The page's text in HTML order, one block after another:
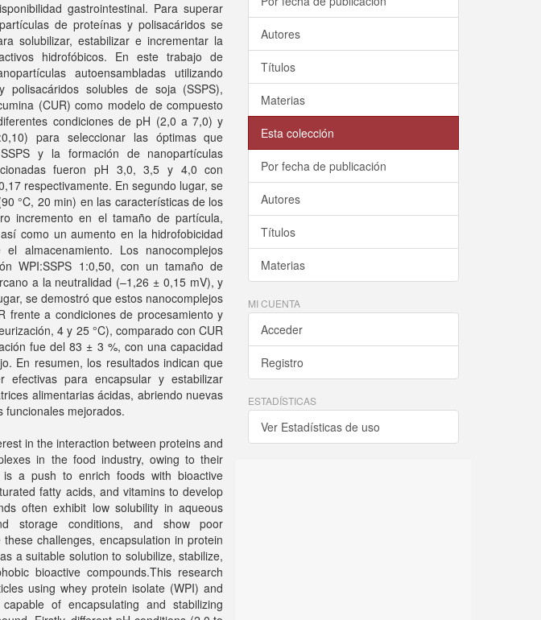
gastrointestinal. Para superar
de proteínas y polisacáridos se
solubilizar, estabilizar e incrementar la
hidrofóbicos. En este trabajo de
autoensambladas utilizando
solubles de soja (SSPS),
(CUR) como modelo de compuesto
condiciones de pH (2,0 a 7,0) y
para seleccionar las óptimas que
y la formación de nanopartículas
fueron pH 3,0, 3,5 y 4,0 con
respectivamente. En segundo lugar, se
°C, 20 min) en las características de los
incremento en el tamaño de partícula,
como un aumento en la hidrofobicidad
almacenamiento. Los nanocomplejos
WPI:SSPS 1:0,50, con un tamaño de
a la neutralidad (–1,26 ± 0,15 mV), y
se demostró que estos nanocomplejos
frente a condiciones de procesamiento y
4 y 25 °C), comparado con CUR
fue del 83 ± 3 %, con una capacidad
En resumen, los resultados indican que
efectivas para encapsular y estabilizar
alimentarias ácidas, abriendo nuevas
funcionales mejorados.
in the interaction between proteins and
in the food industry, owing to their
is a push to enrich foods with bioactive
fatty acids, and vitamins to develop
often exhibit low solubility in aqueous
storage conditions, and show poor
challenges, encapsulation in protein
a suitable solution to solubilize, stabilize,
bioactive compounds.This research
using whey protein isolate (WPI) and
of encapsulating and stabilizing
Autores
Títulos
Materias
Esta colección
Por fecha de publicación
Autores
Títulos
Materias
MI CUENTA
Acceder
Registro
ESTADÍSTICAS
Ver Estadísticas de uso